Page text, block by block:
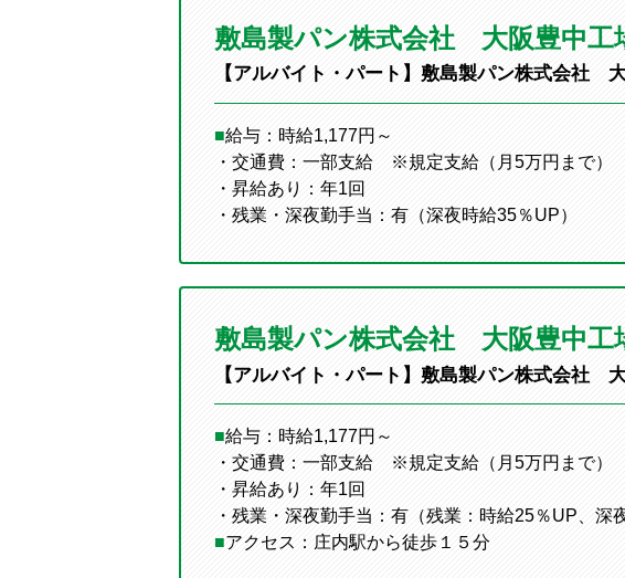
敷島製パン株式会社 大阪豊中工
【アルバイト・パート】敷島製パン株式会社
■給与：時給1,177円～
・交通費：一部支給 ※規定支給（月5万円まで）
・昇給あり：年1回
・残業・深夜勤手当：有（深夜時給35％UP）
敷島製パン株式会社 大阪豊中工
【アルバイト・パート】敷島製パン株式会社
■給与：時給1,177円～
・交通費：一部支給 ※規定支給（月5万円まで）
・昇給あり：年1回
・残業・深夜勤手当：有（残業：時給25％UP、深
■アクセス：庄内駅から徒歩１５分